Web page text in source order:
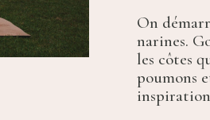
On
narines.
les côtes
poumons